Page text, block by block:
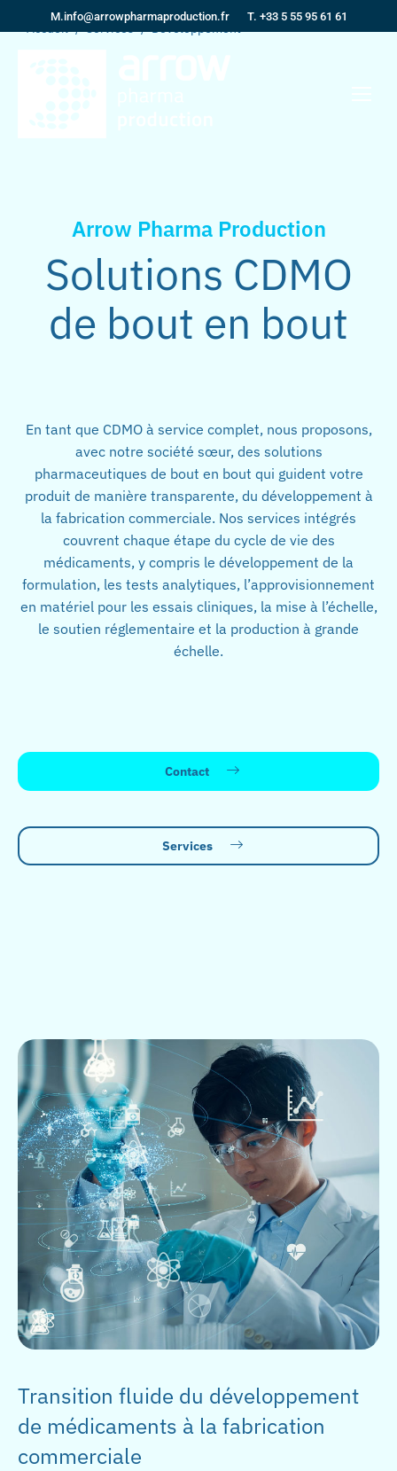
M.info@arrowpharmaproduction.fr T. +33 5 55 95 61 61
Vous êtes ici :
Accueil Services Développement
Arrow Pharma Production
Solutions CDMO
de bout en bout
En tant que CDMO à service complet, nous proposons,
avec notre société sœur, des solutions
pharmaceutiques de bout en bout qui guident votre
produit de manière transparente, du développement à
la fabrication commerciale. Nos services intégrés
couvrent chaque étape du cycle de vie des
médicaments, y compris le développement de la
formulation, les tests analytiques, l’approvisionnement
en matériel pour les essais cliniques, la mise à l’échelle,
le soutien réglementaire et la production à grande
échelle.
Contact
Services
Transition fluide du développement
de médicaments à la fabrication
commerciale